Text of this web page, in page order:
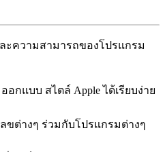
ละความสามารถของโปรแกรม
อกแบบ สไตล์ Apple ได้เรียบง่าย
ขต่างๆ ร่วมกับโปรแกรมต่างๆ